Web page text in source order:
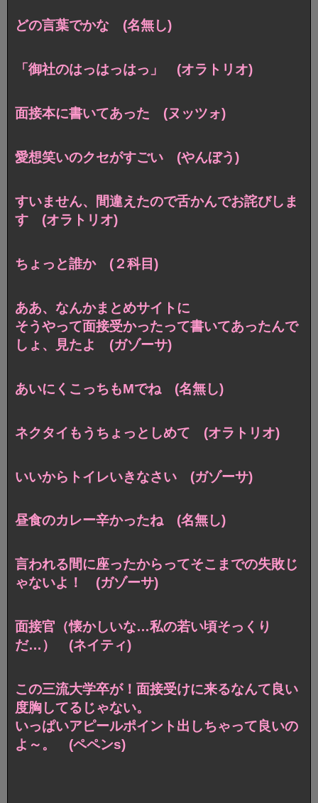
どの言葉でかな (名無し)
「御社のはっはっはっ」 (オラトリオ)
面接本に書いてあった (ヌッツォ)
愛想笑いのクセがすごい (やんぼう)
すいません、間違えたので舌かんでお詫びしま
す (オラトリオ)
ちょっと誰か (２科目)
ああ、なんかまとめサイトに
そうやって面接受かったって書いてあったんで
しょ、見たよ (ガゾーサ)
あいにくこっちもMでね (名無し)
ネクタイもうちょっとしめて (オラトリオ)
いいからトイレいきなさい (ガゾーサ)
昼食のカレー辛かったね (名無し)
言われる間に座ったからってそこまでの失敗じ
ゃないよ！ (ガゾーサ)
面接官（懐かしいな…私の若い頃そっくり
だ…） (ネイティ)
この三流大学卒が！面接受けに来るなんて良い
度胸してるじゃない。
いっぱいアピールポイント出しちゃって良いの
よ～。 (ペペンs)